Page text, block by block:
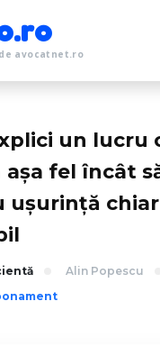
avocatnet.ro
un lucru
fel încât
ușurință
Alin Popescu